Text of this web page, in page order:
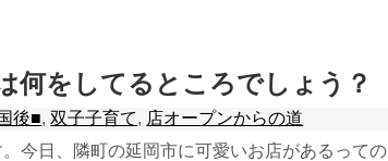
何をしてるところでしょう？
後■,双子子育て, 店オープンからの道
今日、隣町の延岡市に可愛いお店があるっての